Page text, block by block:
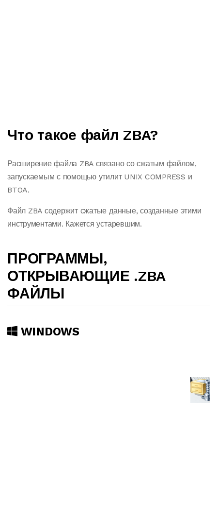
Что такое файл ZBA?
Расширение файла ZBA связано со сжатым файлом,
запускаемым с помощью утилит UNIX COMPRESS и
BTOA.
Файл ZBA содержит сжатые данные, созданные этими
инструментами. Кажется устаревшим.
ПРОГРАММЫ,
ОТКРЫВАЮЩИЕ .ZBA
ФАЙЛЫ
WINDOWS